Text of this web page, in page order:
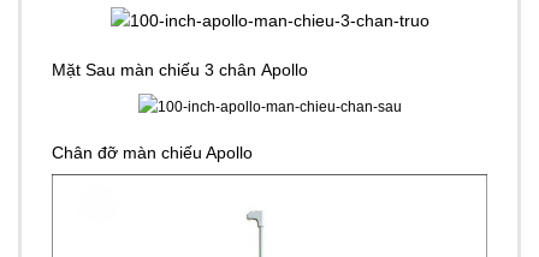
​Mặt Sau màn chiếu 3 chân Apollo
Chân đỡ màn chiếu Apollo